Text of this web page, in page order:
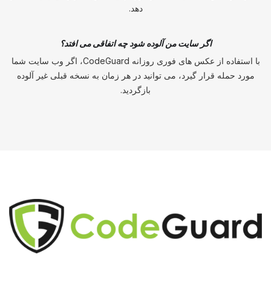
دهد.
اگر سایت من آلوده شود چه اتفاقی می افتد؟
با استفاده از عکس های فوری روزانه CodeGuard، اگر وب سایت شما
مورد حمله قرار گیرد، می توانید در هر زمان به نسخه قبلی غیر آلوده
بازگردید.